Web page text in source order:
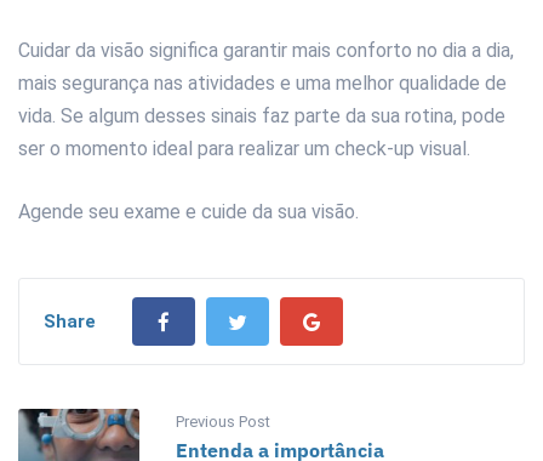
Cuidar da visão significa garantir mais conforto no dia a dia,
mais segurança nas atividades e uma melhor qualidade de
vida. Se algum desses sinais faz parte da sua rotina, pode
ser o momento ideal para realizar um check-up visual.
Agende seu exame e cuide da sua visão.
Share
Previous Post
Entenda a importância